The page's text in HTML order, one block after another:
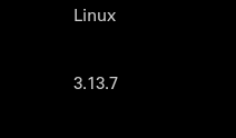
Linux
3.13.7